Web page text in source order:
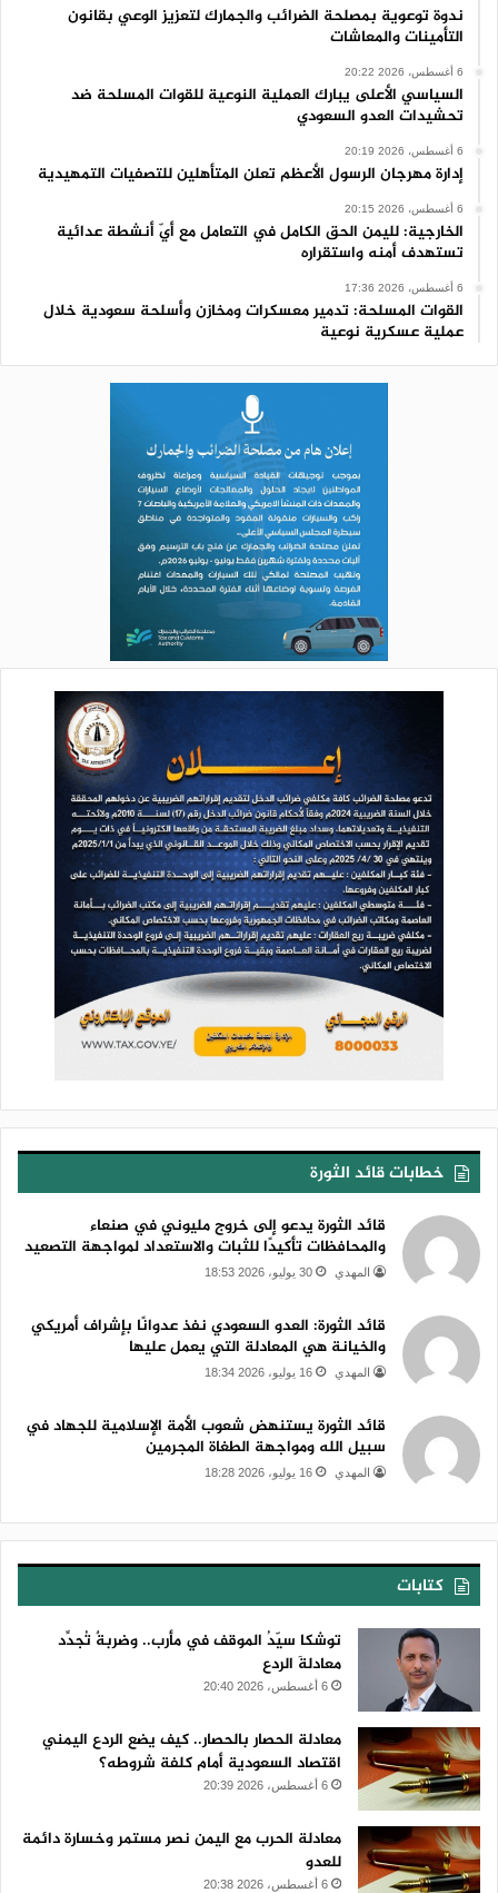
ندوة توعوية بمصلحة الضرائب والجمارك لتعزيز الوعي بقانون
التأمينات والمعاشات
6 أغسطس، 2026 20:22
السياسي الأعلى يبارك العملية النوعية للقوات المسلحة ضد
تحشيدات العدو السعودي
6 أغسطس، 2026 20:19
إدارة مهرجان الرسول الأعظم تعلن المتأهلين للتصفيات التمهيدية
6 أغسطس، 2026 20:15
الخارجية: لليمن الحق الكامل في التعامل مع أيّ أنشطة عدائية
تستهدف أمنه واستقراره
6 أغسطس، 2026 17:36
القوات المسلحة: تدمير معسكرات ومخازن وأسلحة سعودية خلال
عملية عسكرية نوعية
خطابات قائد الثورة
قائد الثورة يدعو إلى خروج مليوني في صنعاء
والمحافظات تأكيدًا للثبات والاستعداد لمواجهة التصعيد
المهدي 30 يوليو، 2026 18:53
قائد الثورة: العدو السعودي نفذ عدوانًا بإشراف أمريكي
والخيانة هي المعادلة التي يعمل عليها
المهدي 16 يوليو، 2026 18:34
قائد الثورة يستنهض شعوب الأمة الإسلامية للجهاد في
سبيل الله ومواجهة الطغاة المجرمين
المهدي 16 يوليو، 2026 18:28
كتابات
توشكا سيّدُ الموقف في مأرب.. وضربةٌ تُجدِّد
معادلةَ الردع
6 أغسطس، 2026 20:40
معادلة الحصار بالحصار.. كيف يضع الردع اليمني
اقتصاد السعودية أمام كلفة شروطه؟
6 أغسطس، 2026 20:39
معادلة الحرب مع اليمن نصر مستمر وخسارة دائمة
للعدو
6 أغسطس، 2026 20:38